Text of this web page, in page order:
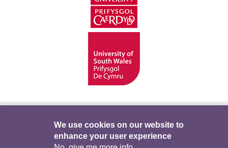
Telerau ac Amodau
We use cookies on our website to
enhance your user experience